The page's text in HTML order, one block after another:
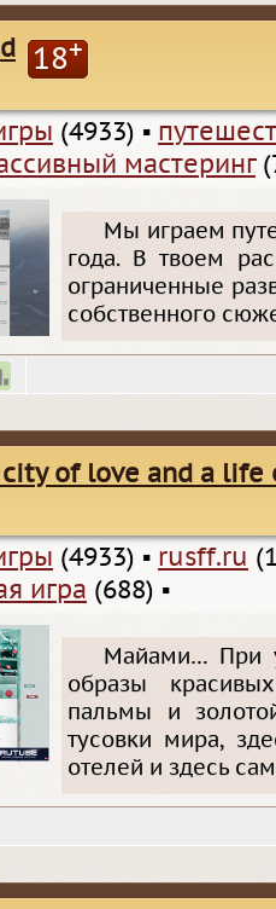
18+
(4933) ▪
мастеринг
Мы играем
года. В твоем
ограниченные
собственного
of love and a life
(4933) ▪ rusff.ru
игра (688) ▪
Майами… При
образы
пальмы и
тусовки мира,
отелей и здесь